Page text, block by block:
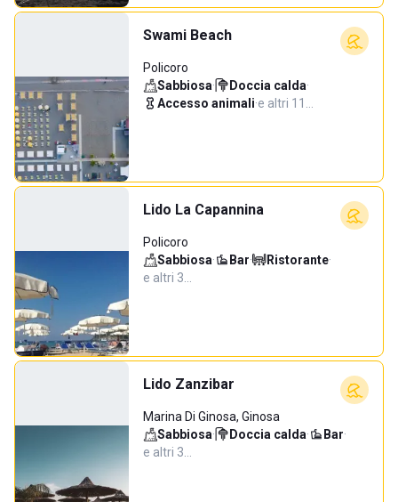
Swami Beach
Policoro
Sabbiosa· Doccia calda·
Accesso animali·e altri 11…
Lido La Capannina
Policoro
Sabbiosa· Bar· Ristorante·
e altri 3…
Lido Zanzibar
Marina Di Ginosa, Ginosa
Sabbiosa· Doccia calda· Bar·
e altri 3…